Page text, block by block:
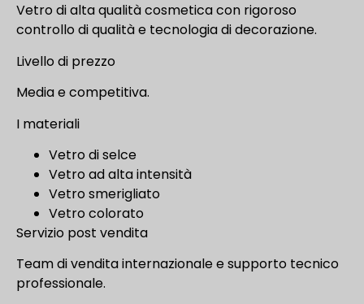
Vetro di alta qualità cosmetica con rigoroso
controllo di qualità e tecnologia di decorazione.
Livello di prezzo
Media e competitiva.
I materiali
Vetro di selce
Vetro ad alta intensità
Vetro smerigliato
Vetro colorato
Servizio post vendita
Team di vendita internazionale e supporto tecnico
professionale.